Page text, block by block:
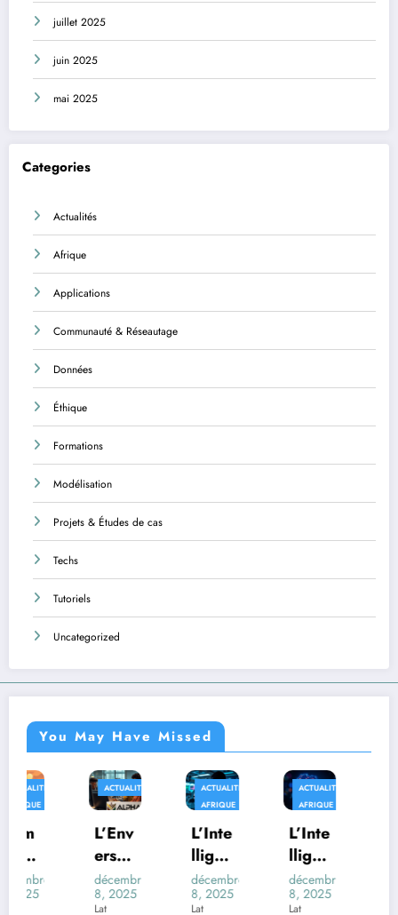
juillet 2025
juin 2025
mai 2025
Categories
Actualités
Afrique
Applications
Communauté & Réseautage
Données
Éthique
Formations
Modélisation
Projets & Études de cas
Techs
Tutoriels
Uncategorized
You May Have Missed
ACTUALITÉS
L’Env
ers
du
Déco
décembre
8, 2025
ACTUALITÉS
AFRIQUE
L’Inte
lligen
ce
Artifi
décembre
8, 2025
ACTUALITÉS
L’Inte
lligen
ce
Artifi
décembre
8, 2025
AFRIQUE
Au-
delà
des
Trans
décembre
8, 2025